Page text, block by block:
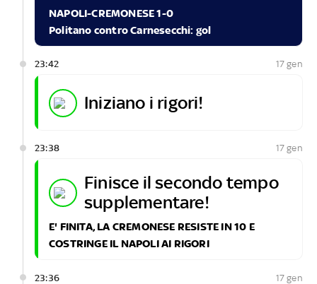
NAPOLI-CREMONESE 1-0
Politano contro Carnesecchi: gol
23:42 17 gen
iniziano i rigori!
23:38 17 gen
finisce il secondo tempo
supplementare!
E' FINITA, LA CREMONESE RESISTE IN 10 E
COSTRINGE IL NAPOLI AI RIGORI
23:36 17 gen